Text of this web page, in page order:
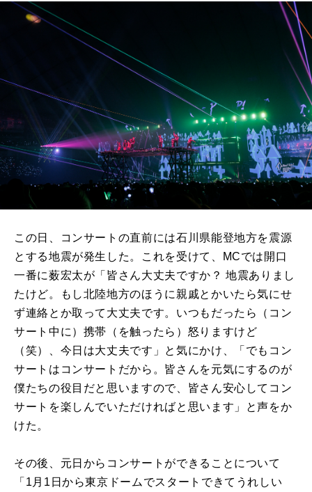
この日、コンサートの直前には石川県能登地方を震源
とする地震が発生した。これを受けて、MCでは開口
一番に薮宏太が「皆さん大丈夫ですか？ 地震ありまし
たけど。もし北陸地方のほうに親戚とかいたら気にせ
ず連絡とか取って大丈夫です。いつもだったら（コン
サート中に）携帯（を触ったら）怒りますけど
（笑）、今日は大丈夫です」と気にかけ、「でもコン
サートはコンサートだから。皆さんを元気にするのが
僕たちの役目だと思いますので、皆さん安心してコン
サートを楽しんでいただければと思います」と声をか
けた。
その後、元日からコンサートができることについて
「1月1日から東京ドームでスタートできてうれしい